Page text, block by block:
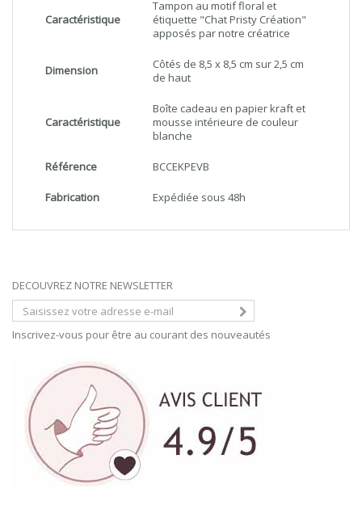
Caractéristique
Tampon au motif floral et
étiquette "Chat Pristy Création"
apposés par notre créatrice
Dimension
Côtés de 8,5 x 8,5 cm sur 2,5 cm
de haut
Caractéristique
Boîte cadeau en papier kraft et
mousse intérieure de couleur
blanche
Référence BCCEKPEVB
Fabrication Expédiée sous 48h
DECOUVREZ NOTRE NEWSLETTER
Inscrivez-vous pour être au courant des nouveautés